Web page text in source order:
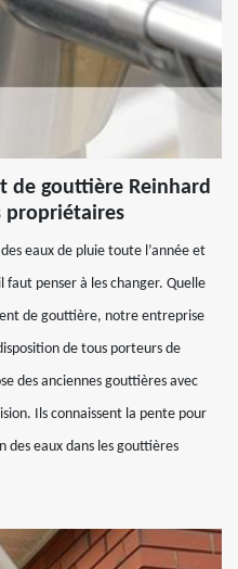
de gouttière Reinhard
propriétaires
eaux de pluie toute l’année et
penser à les changer. Quelle
de gouttière, notre entreprise
de tous porteurs de
des anciennes gouttières avec
Ils connaissent la pente pour
eaux dans les gouttières